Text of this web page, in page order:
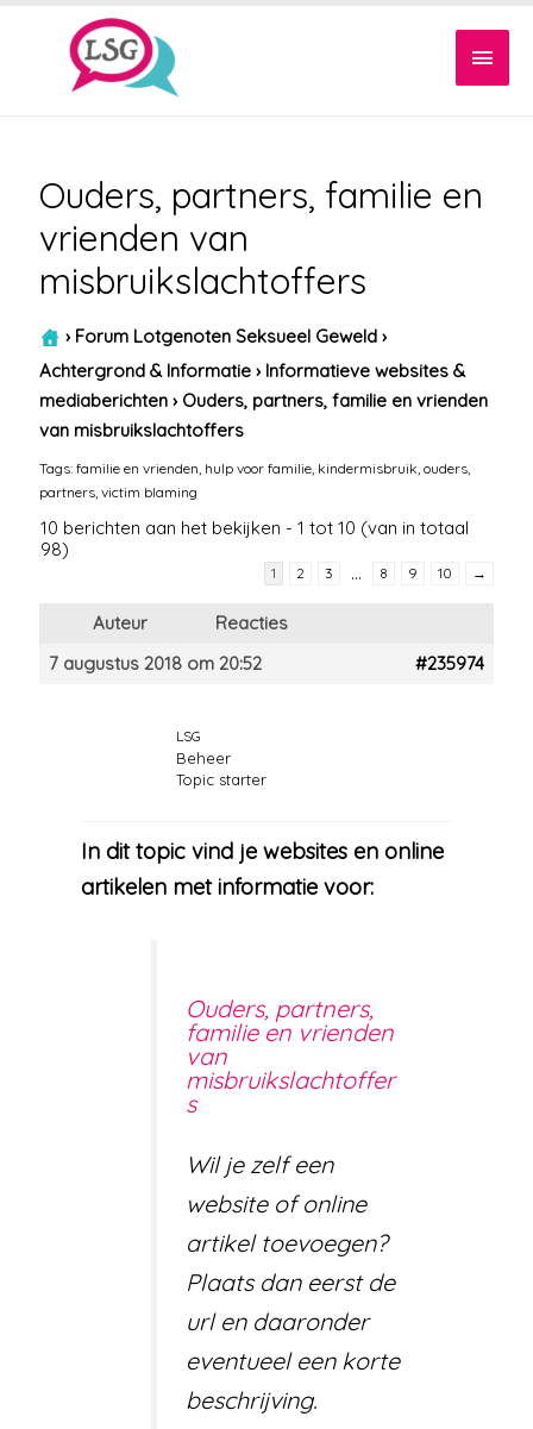
Ouders, partners, familie en
vrienden van
misbruikslachtoffers
› Forum Lotgenoten Seksueel Geweld ›
Achtergrond & Informatie › Informatieve websites &
mediaberichten › Ouders, partners, familie en vrienden
van misbruikslachtoffers
Tags:familie en vrienden hulp voor familie kindermisbruik ,ouders
partners ,victim blaming
10 berichten aan het bekijken - 1 tot 10 (van in totaal
98)
1 2 3 … 8 9 10 →
Auteur
Reacties
7 augustus 2018 om 20:52
#235974
LSG
Beheer
Topic starter
In dit topic vind je websites en online
artikelen met informatie voor:
Ouders, partners,
familie en vrienden
van
misbruikslachtoffer
s
Wil je zelf een
website of online
artikel toevoegen?
Plaats dan eerst de
url en daaronder
eventueel een korte
beschrijving.